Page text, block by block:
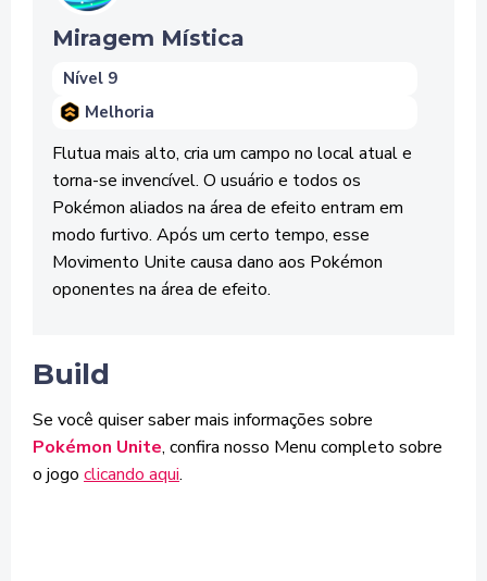
Miragem Mística
Nível 9
Melhoria
Flutua mais alto, cria um campo no local atual e
torna-se invencível. O usuário e todos os
Pokémon aliados na área de efeito entram em
modo furtivo. Após um certo tempo, esse
Movimento Unite causa dano aos Pokémon
oponentes na área de efeito.
Build
Se você quiser saber mais informações sobre
Pokémon Unite, confira nosso Menu completo sobre
o jogo clicando aqui.